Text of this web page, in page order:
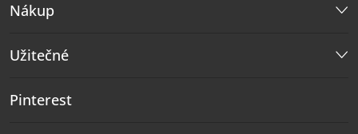
Nákup
Užitečné
Pinterest